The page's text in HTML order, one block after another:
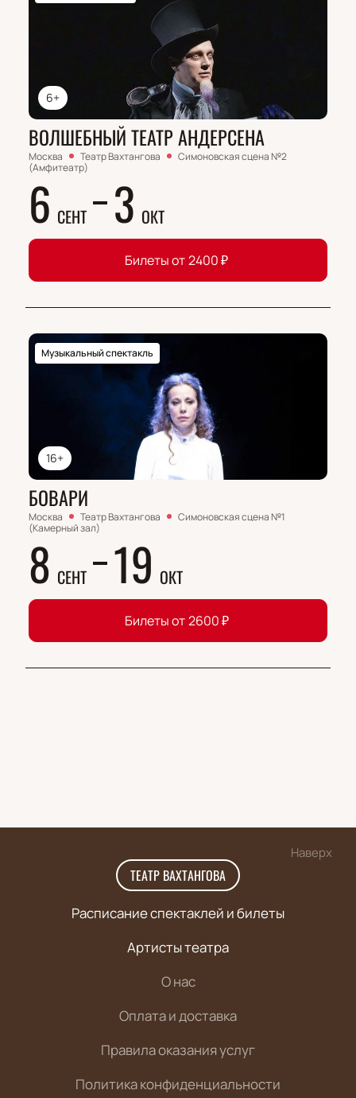
6+
ВОЛШЕБНЫЙ ТЕАТР АНДЕРСЕНА
Москва Театр Вахтангова
Симоновская сцена №2
(Амфитеатр)
6 СЕНТ 3 ОКТ
Билеты от2400₽
16+
Музыкальный спектакль
БОВАРИ
Москва Театр Вахтангова
Симоновская сцена №1
(Камерный зал)
8 СЕНТ 19 ОКТ
Билеты от 2600₽
Наверх
ТЕАТР ВАХТАНГОВА
Расписание спектаклей и билеты
Артисты театра
О нас
Оплата и доставка
Правила оказания услуг
Политика конфиденциальности